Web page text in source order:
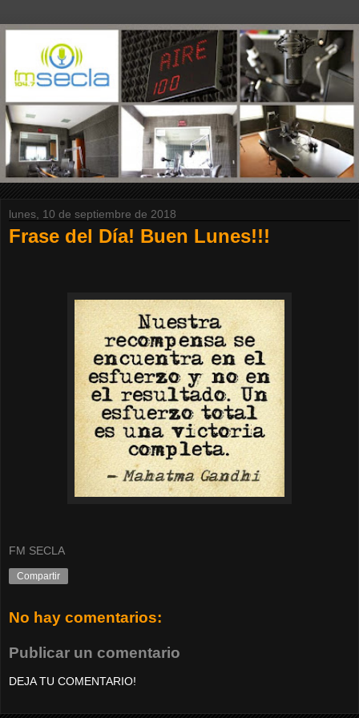
lunes, 10 de septiembre de 2018
Frase del Día! Buen Lunes!!!
FM SECLA
Compartir
No hay comentarios:
Publicar un comentario
DEJA TU COMENTARIO!